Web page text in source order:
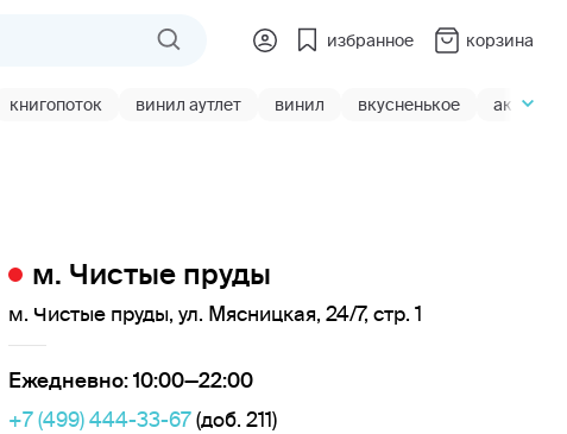
избранное корзина
книгопоток винил аутлет винил вкусненькое акции
м. Чистые пруды
м. Чистые пруды, ул. Мясницкая, 24/7, стр. 1
Ежедневно: 10:00—22:00
+7 (499) 444-33-67 (доб. 211)